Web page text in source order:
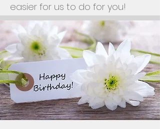
easier for us to do for you!